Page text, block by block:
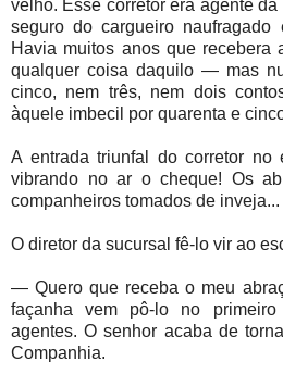
velho. Esse corretor era agente
seguro do cargueiro
Havia muitos anos que recebera
qualquer coisa daquilo — mas
cinco, nem três, nem dois
àquele imbecil por quarenta e
A entrada triunfal do corretor no
vibrando no ar o cheque! Os
companheiros tomados de inveja...
O diretor da sucursal fê-lo vir ao
— Quero que receba o meu
façanha vem pô-lo no
agentes. O senhor acaba de
Companhia.